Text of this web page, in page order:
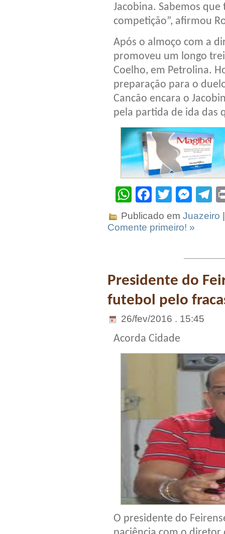
Jacobina. Sabemos
competição”, afirmou
Após o almoço com a
promoveu um longo
Coelho, em Petrolina.
preparação para o
Cancão encara o
pela partida de ida das
WhatsApp
Facebook
Twitter
Publicado em Juazeiro
Comente primeiro! »
Presidente do
futebol pelo
26/fev/2016 . 15:45
Acorda Cidade
O presidente do